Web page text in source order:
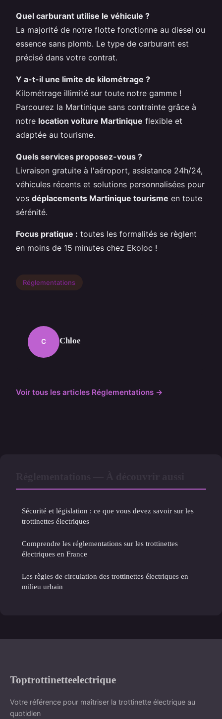
Quel carburant utilise le véhicule ?
La majorité de notre flotte fonctionne au diesel ou
essence sans plomb. Le type de carburant est
précisé dans votre contrat.
Y a-t-il une limite de kilométrage ?
Kilométrage illimité sur toute notre gamme !
Parcourez la Martinique sans contrainte grâce à
notre location voiture Martinique flexible et
adaptée au tourisme.
Quels services proposez-vous ?
Livraison gratuite à l'aéroport, assistance 24h/24,
véhicules récents et solutions personnalisées pour
vos déplacements Martinique tourisme en toute
sérénité.
Focus pratique : toutes les formalités se règlent
en moins de 15 minutes chez Ekoloc !
Réglementations
C Chloe
Voir tous les articles Réglementations →
Sécurité et législation : ce que vous devez savoir sur les
trottinettes électriques
Comprendre les réglementations sur les trottinettes
électriques en France
Les règles de circulation des trottinettes électriques en
milieu urbain
Toptrottinetteelectrique
Votre référence pour maîtriser la trottinette électrique au
quotidien